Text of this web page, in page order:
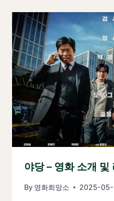
야당 – 영화 소개 및
By 영화희망소 2025-05-